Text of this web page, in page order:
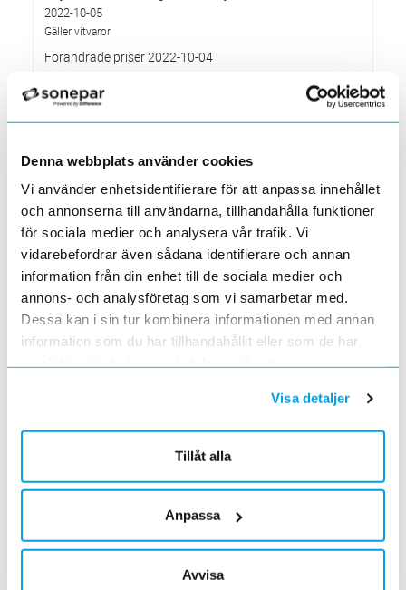
Denna webbplats använder cookies
Vi använder enhetsidentifierare för att anpassa innehållet
och annonserna till användarna, tillhandahålla funktioner
för sociala medier och analysera vår trafik. Vi
vidarebefordrar även sådana identifierare och annan
information från din enhet till de sociala medier och
annons- och analysföretag som vi samarbetar med.
Dessa kan i sin tur kombinera informationen med annan
information som du har tillhandahållit eller som de har
samlat in när du har använt deras tjänster.
Visa detaljer
Tillåt alla
Anpassa
Avvisa
2022-10-05
Gäller vitvaror
Förändrade priser 2022-10-04
Välkommen till våra nya lokaler i Södertälje
2022-05-31
Förändrade priser 2022-06-30
2022-05-27
Grundkurs för installatörer av Charge Amps produkter
2022-04-01
En grundläggande certifieringsutbildning för installatörer
Förändrade priser 2022-05-01
2022-03-31
Med anledning av stigande råvarupriser.
Ecovadis ger Elektroskandia högsta betyg inom
Det oberoende analysföretaget Ecovadis har tilldelat
Med anledning av Rysslands invasion av Ukraina
har Elektroskandia adresserat och tagit avstånd från alla
2022-03-01
Med anledning av stigande komponent- och metallpriser.